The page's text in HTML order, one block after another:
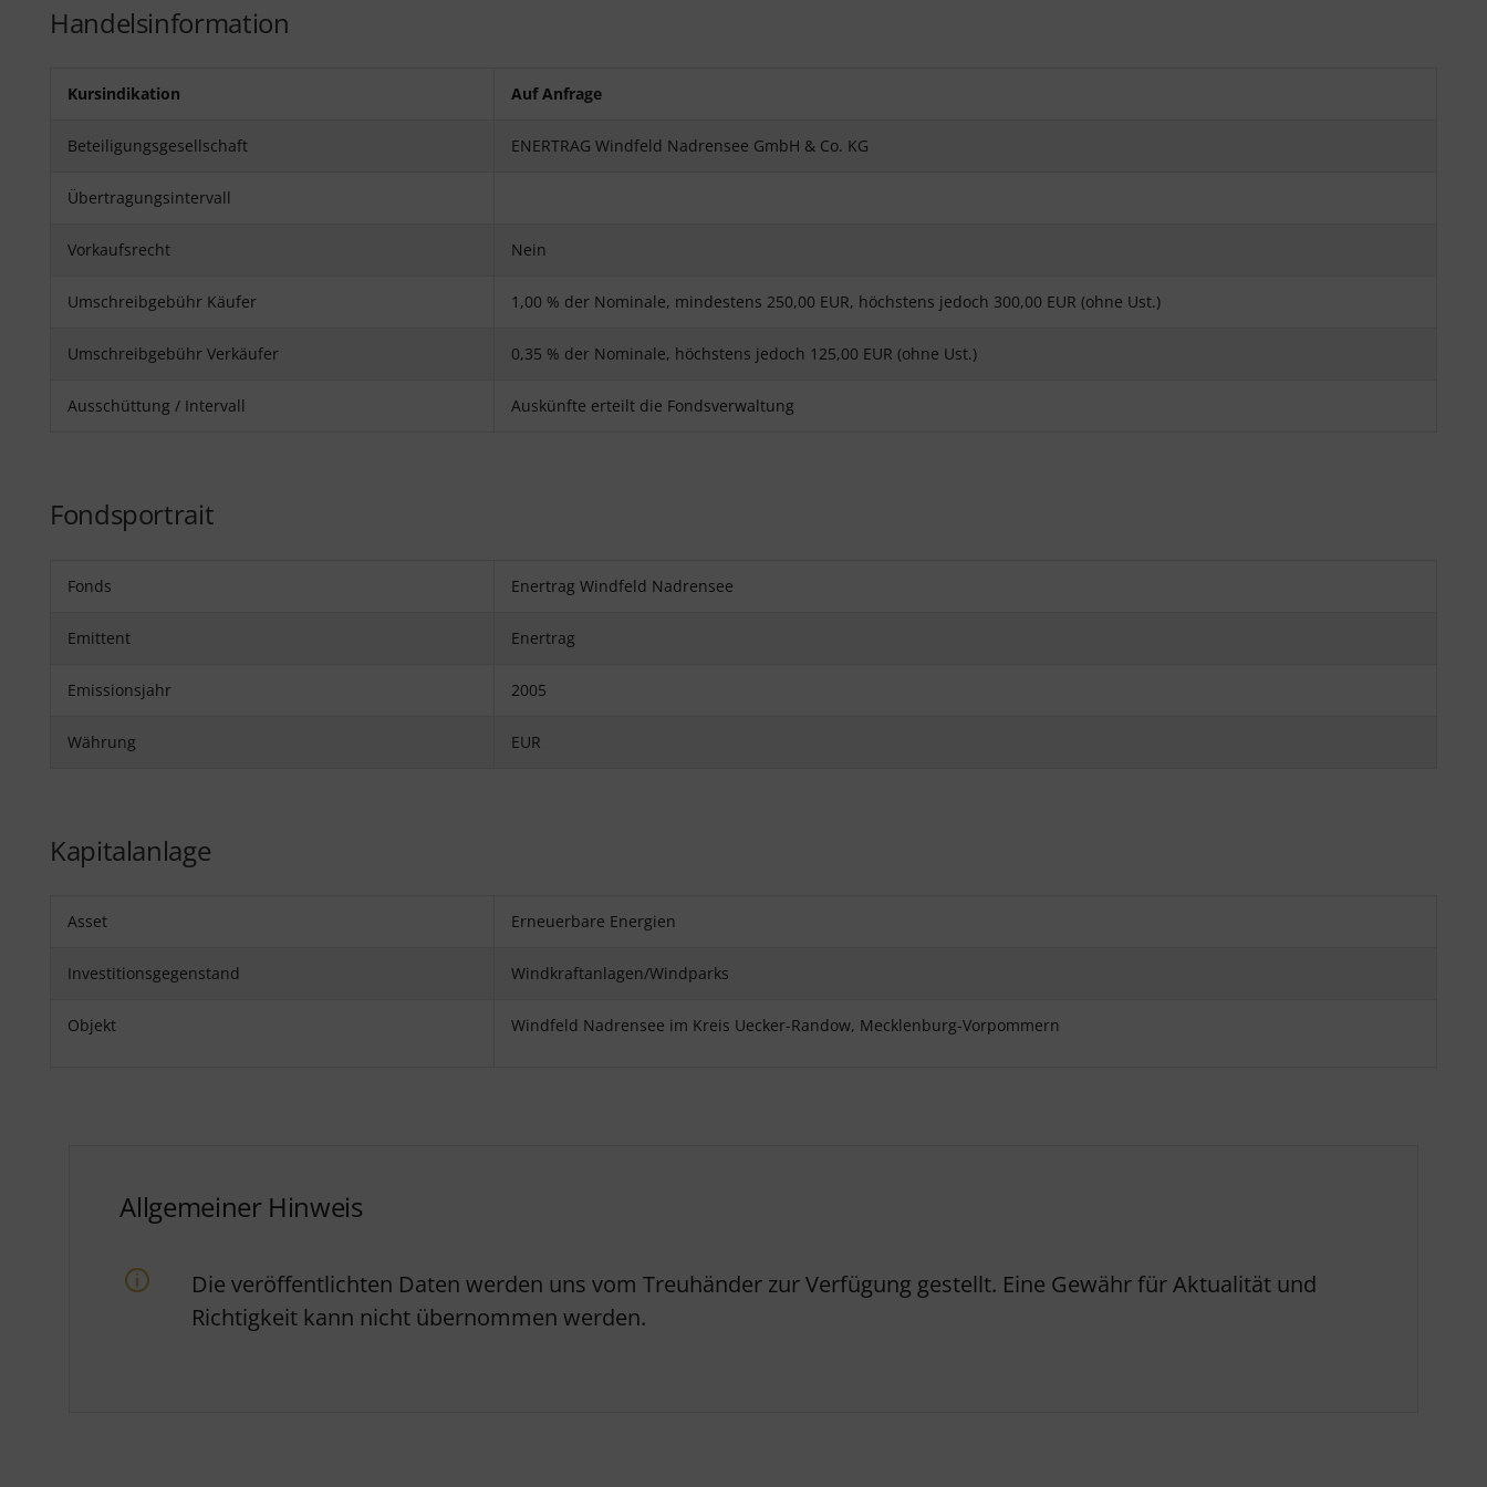
Handelsinformation
Kursindikation Auf Anfrage
Beteiligungsgesellschaft ENERTRAG Windfeld Nadrensee GmbH & Co. KG
Übertragungsintervall
Vorkaufsrecht Nein
Umschreibgebühr Käufer 1,00 % der Nominale, mindestens 250,00 EUR, höchstens jedoch 300,00 EUR (ohne Ust.)
Umschreibgebühr Verkäufer 0,35 % der Nominale, höchstens jedoch 125,00 EUR (ohne Ust.)
Ausschüttung / Intervall Auskünfte erteilt die Fondsverwaltung
Fondsportrait
Fonds Enertrag Windfeld Nadrensee
Emittent Enertrag
Emissionsjahr 2005
Währung EUR
Kapitalanlage
Asset Erneuerbare Energien
Investitionsgegenstand Windkraftanlagen/Windparks
Objekt Windfeld Nadrensee im Kreis Uecker-Randow, Mecklenburg-Vorpommern
Allgemeiner Hinweis
Die veröffentlichten Daten werden uns vom Treuhänder zur Verfügung gestellt. Eine Gewähr für Aktualität und
Richtigkeit kann nicht übernommen werden.